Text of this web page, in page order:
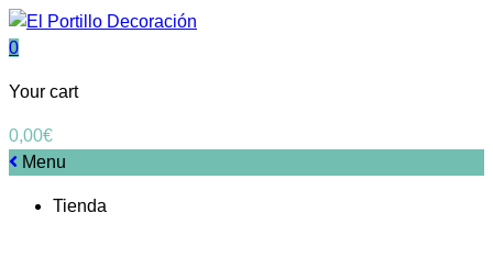
0
Your cart
0,00€
Menu
Tienda